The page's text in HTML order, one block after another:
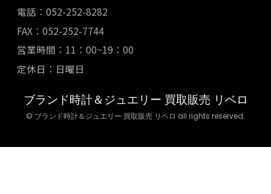
電話：052-252-8282
FAX：052-252-7744
営業時間：11：00~19：00
定休日：日曜日
ブランド時計＆ジュエリー 買取販売 リベロ
© ブランド時計＆ジュエリー 買取販売 リベロ all rights reserved.